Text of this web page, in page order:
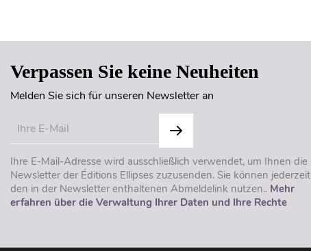
Verpassen Sie keine Neuheiten
Melden Sie sich für unseren Newsletter an
Ihre E-Mail-Adresse wird ausschließlich verwendet, um Ihnen die
Newsletter der Éditions Ellipses zuzusenden. Sie können jederzeit
den in der Newsletter enthaltenen Abmeldelink nutzen.. Mehr
erfahren über die Verwaltung Ihrer Daten und Ihre Rechte